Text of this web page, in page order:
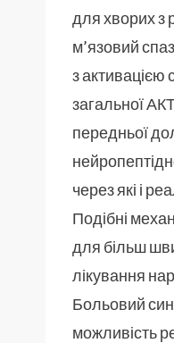
для хворих з
м’язовий
з
загальної
передньої
через які і
Подібні
для більш
лікування
Больовий
можливість